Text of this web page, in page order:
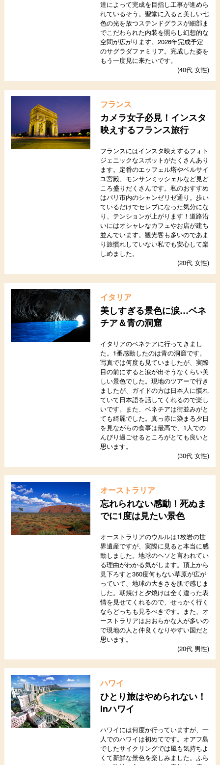
達によって完成を目指し工事が進めら
れているそう。聖堂に入ると美しい七
色の光を放つステンドグラスが細部ま
でこだわられた内装を照らし幻想的な
空間が広がります。2026年完成予定
のサグラダファミリア。完成した姿を
もう一度見に来たいです。
(40代 女性)
フランス
カメラ女子必見！インスタ
映えするフランス旅行
フランスにはインスタ映えするフォト
ジェニックなスポットがたくさんあり
ます。定番のエッフェル塔やベルサイ
ユ宮殿、モンサンミッシェルなど見ど
ころ盛りだくさんです。私のおすすめ
はパリ市内のシャンゼリゼ通り。歩い
ているだけでセレブになった気分にな
り、テンションが上がります！道路沿
いにはオシャレなカフェやお店が建ち
並んでいます。観光客も多いのであま
り旅慣れしていない私でも安心して楽
しめました。
(20代 女性)
イタリア
美しすぎる景色に涙…ベネ
チア＆青の洞窟
イタリアのベネチアに行ってきまし
た。1番感動したのは青の洞窟です。
写真では何度も見ていましたが、実際
目の前にすると涙が出そうなくらい美
しい景色でした。現地のツアーで行き
ましたが、ガイドの方は日本人に慣れ
ていて日本語を話してくれるので楽し
いです。また、ベネチアは街並みがと
ても綺麗でした。真っ赤に染まる夕日
を見ながらの食事は最高で、1人での
んびり過ごせるところがとても良いと
思います。
(30代 女性)
オーストラリア
忘れられない感動！死ぬま
でに1度は見たい景色
オーストラリアのウルルは1枚岩の世
界遺産ですが、実際に見ると本当に感
動しました。地球のヘソと言われてい
る理由がわかる気がします。頂上から
見下ろすと360度何もない草原が広が
っていて、地球の大きさを肌で感じま
した。朝焼けと夕焼けは全く違った表
情を見せてくれるので、せっかく行く
ならどっちも見るべきです。また、オ
ーストラリアはおおらかな人が多いの
で現地の人と仲良くなりやすい国だと
思います。
(20代 男性)
ハワイ
ひとり旅はやめられない！
Inハワイ
ハワイには何度か行っていますが、一
人でのハワイは初めてです。オアフ島
でしたサイクリングでは風も気持ちよ
くて新鮮な景色を楽しみました。ふら